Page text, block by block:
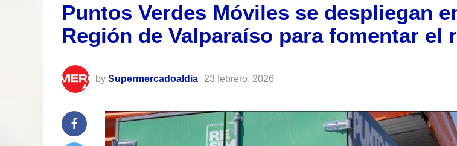
Puntos Verdes Móviles se despliegan
Región de Valparaíso para fomentar el
by Supermercadoaldia 23 febrero, 2026